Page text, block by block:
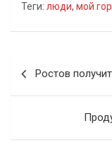
Теги: люди, мой
Ростов